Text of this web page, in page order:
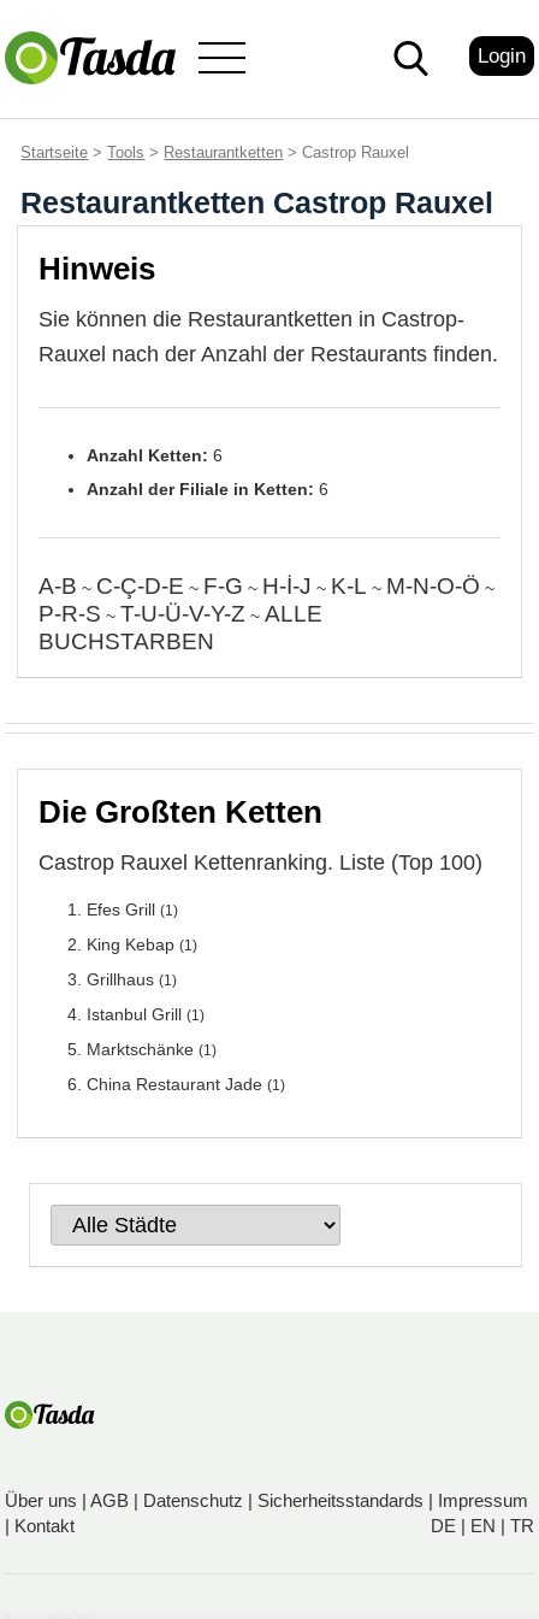
Login
Startseite >Tools > Restaurantketten > Castrop Rauxel
Restaurantketten Castrop Rauxel
Hinweis
Sie können die Restaurantketten in Castrop-
Rauxel nach der Anzahl der Restaurants finden.
Anzahl Ketten: 6
Anzahl der Filiale in Ketten: 6
A-B ~ C-Ç-D-E ~ F-G ~ H-İ-J ~ K-L ~ M-N-O-Ö ~
P-R-S ~ T-U-Ü-V-Y-Z ~ALLE
BUCHSTARBEN
Die Großten Ketten
Castrop Rauxel Kettenranking. Liste (Top 100)
Efes Grill (1)
King Kebap (1)
Grillhaus (1)
Istanbul Grill (1)
Marktschänke (1)
China Restaurant Jade (1)
Über uns |AGB | Datenschutz | Sicherheitsstandards | Impressum
| Kontakt DE | EN | TR